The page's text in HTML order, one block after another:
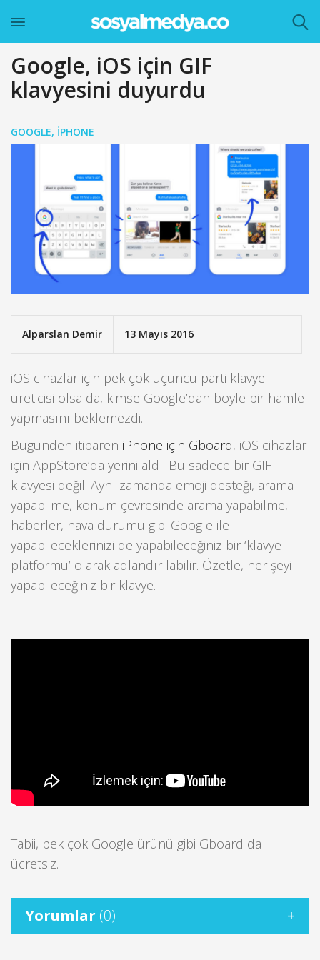
Google, iOS için GIF
klavyesini duyurdu
GOOGLE, IPHONE
Alparslan Demir 13 Mayıs 2016
iOS cihazlar için pek çok üçüncü parti klavye
üreticisi olsa da, kimse Google’dan böyle bir hamle
yapmasını beklemezdi.
Bugünden itibaren iPhone için Gboard, iOS cihazlar
için AppStore’da yerini aldı. Bu sadece bir GIF
klavyesi değil. Aynı zamanda emoji desteği, arama
yapabilme, konum çevresinde arama yapabilme,
haberler, hava durumu gibi Google ile
yapabileceklerinizi de yapabileceğiniz bir ‘klavye
platformu’ olarak adlandırılabilir. Özetle, her şeyi
yapabileceğiniz bir klavye.
Tabii, pek çok Google ürünü gibi Gboard da
ücretsiz.
Yorumlar (0)